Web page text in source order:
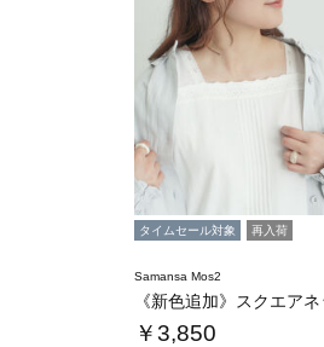
タイムセール対象 再入荷
Samansa Mos2
￥3,850